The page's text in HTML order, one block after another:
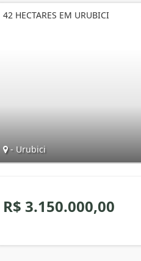
42 HECTARES EM URUBICI
- Urubici
R$ 3.150.000,00